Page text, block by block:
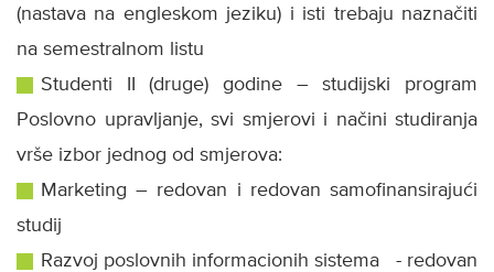
(nastava na engleskom jeziku) i isti trebaju naznačiti
na semestralnom listu
Studenti II (druge) godine – studijski program
Poslovno upravljanje, svi smjerovi i načini studiranja
vrše izbor jednog od smjerova:
Marketing – redovan i redovan samofinansirajući
studij
Razvoj poslovnih informacionih sistema - redovan